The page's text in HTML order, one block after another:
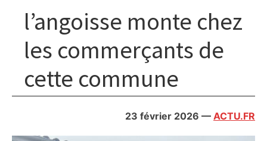
société,
politique,
météo,
faits
l’angoisse monte chez
les commerçants de
cette commune
23 février 2026 — ACTU.FR